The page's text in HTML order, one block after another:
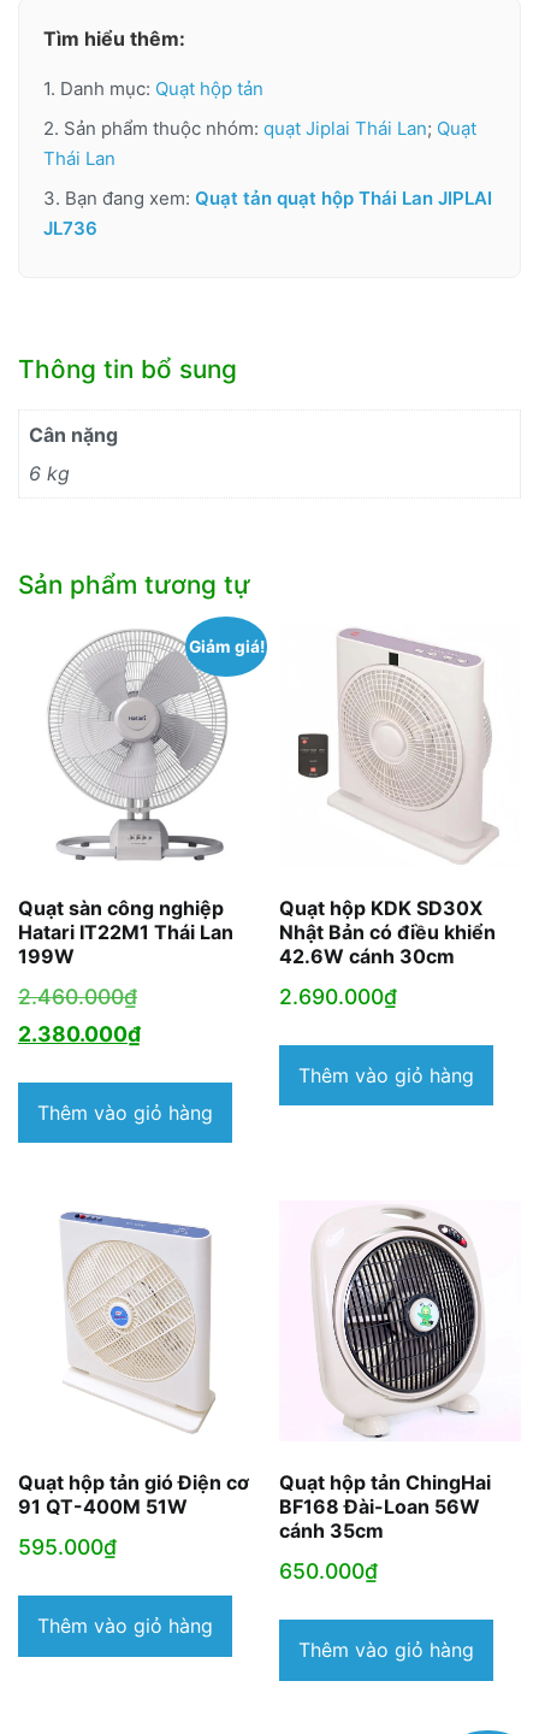
Tìm hiểu thêm:
1. Danh mục: Quạt hộp tản
2. Sản phẩm thuộc nhóm: quạt Jiplai Thái Lan; Quạt
Thái Lan
3. Bạn đang xem: Quạt tản quạt hộp Thái Lan JIPLAI
JL736
Thông tin bổ sung
Cân nặng
6 kg
Sản phẩm tương tự
Giảm giá!
Quạt sàn công nghiệp
Hatari IT22M1 Thái Lan
199W
2.460.000₫Giá
gốc
2.460.000₫.
2.380.000₫Giá
tại
là:
Thêm vào giỏ hàng
Quạt hộp KDK SD30X
Nhật Bản có điều khiển
42.6W cánh 30cm
2.690.000₫
Thêm vào giỏ hàng
Quạt hộp tản gió Điện cơ
91 QT-400M 51W
595.000₫
Thêm vào giỏ hàng
Quạt hộp tản ChingHai
BF168 Đài-Loan 56W
cánh 35cm
650.000₫
Thêm vào giỏ hàng